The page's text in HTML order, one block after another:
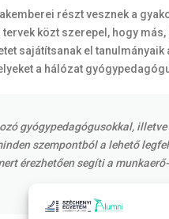
részt vesznek a
közt szerepel, hogy más,
sajátítsanak el tanulmányaik
a hálózat
gyógypedagógusokkal,
szempontból a lehető
érezhetően segíti a